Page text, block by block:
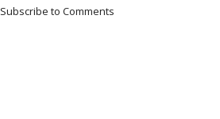
Subscribe to Comments